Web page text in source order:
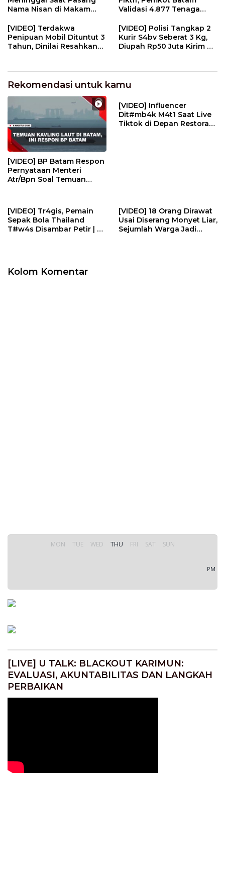
Nama Nisan di Makam
Validasi 4.877 Tenaga
[VIDEO] Terdakwa
Penipuan Mobil Dituntut 3
Tahun, Dinilai Resahkan
[VIDEO] Polisi Tangkap 2
Kurir S4bv Seberat 3 Kg,
Diupah Rp50 Juta Kirim Ke
Rekomendasi untuk kamu
[VIDEO] BP Batam Respon
Pernyataan Menteri
Atr/Bpn Soal Temuan
[VIDEO] Influencer
Dit#mb4k M4t1 Saat Live
Tiktok di Depan Restoran
[VIDEO] Tr4gis, Pemain
Sepak Bola Thailand
T#w4s Disambar Petir | U-
[VIDEO] 18 Orang Dirawat
Usai Diserang Monyet Liar,
Sejumlah Warga Jadi
Kolom Komentar
MON TUE WED THU FRI SAT SUN
PM
[LIVE] U TALK: BLACKOUT KARIMUN:
EVALUASI, AKUNTABILITAS DAN LANGKAH
PERBAIKAN